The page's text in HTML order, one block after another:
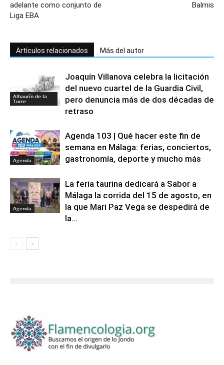
adelante como conjunto de
Liga EBA
Balmis
Artículos relacionados Más del autor
Alhaurín de la
Torre
Joaquín Villanova celebra la licitación
del nuevo cuartel de la Guardia Civil,
pero denuncia más de dos décadas de
retraso
Agenda
Agenda 103 | Qué hacer este fin de
semana en Málaga: ferias, conciertos,
gastronomía, deporte y mucho más
Agenda
La feria taurina dedicará a Sabor a
Málaga la corrida del 15 de agosto, en
la que Mari Paz Vega se despedirá de
la...